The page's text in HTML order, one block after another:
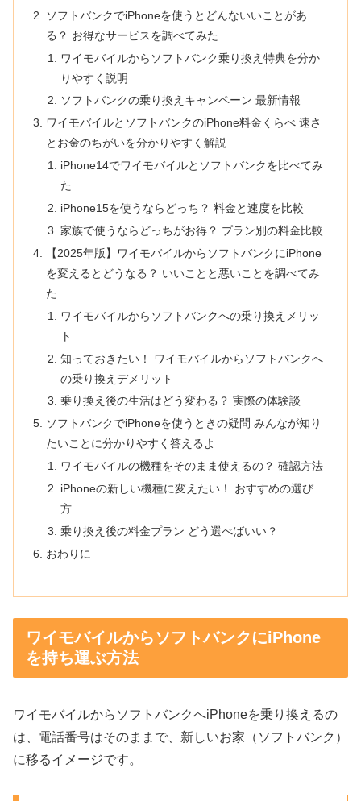
ソフトバンクでiPhoneを使うとどんないいことがあ
る？ お得なサービスを調べてみた
ワイモバイルからソフトバンク乗り換え特典を分か
りやすく説明
ソフトバンクの乗り換えキャンペーン 最新情報
ワイモバイルとソフトバンクのiPhone料金くらべ 速さ
とお金のちがいを分かりやすく解説
iPhone14でワイモバイルとソフトバンクを比べてみ
た
iPhone15を使うならどっち？ 料金と速度を比較
家族で使うならどっちがお得？ プラン別の料金比較
【2025年版】ワイモバイルからソフトバンクにiPhone
を変えるとどうなる？ いいことと悪いことを調べてみ
た
ワイモバイルからソフトバンクへの乗り換えメリッ
ト
知っておきたい！ ワイモバイルからソフトバンクへ
の乗り換えデメリット
乗り換え後の生活はどう変わる？ 実際の体験談
ソフトバンクでiPhoneを使うときの疑問 みんなが知り
たいことに分かりやすく答えるよ
ワイモバイルの機種をそのまま使えるの？ 確認方法
iPhoneの新しい機種に変えたい！ おすすめの選び
方
乗り換え後の料金プラン どう選べばいい？
おわりに
ワイモバイルからソフトバンクにiPhone
を持ち運ぶ方法
ワイモバイルからソフトバンクへiPhoneを乗り換えるの
は、電話番号はそのままで、新しいお家（ソフトバンク）
に移るイメージです。